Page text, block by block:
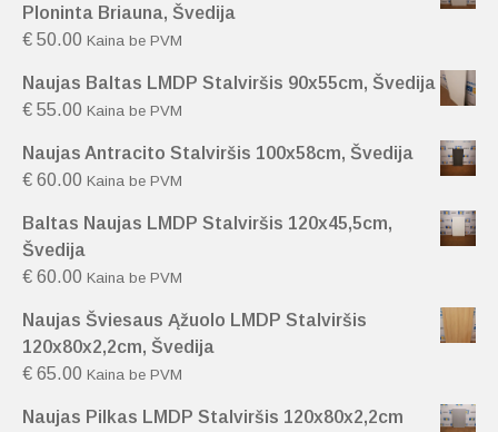
Ploninta Briauna, Švedija
€ 50.00 Kaina be PVM
Naujas Baltas LMDP Stalviršis 90x55cm, Švedija
€ 55.00 Kaina be PVM
Naujas Antracito Stalviršis 100x58cm, Švedija
€ 60.00 Kaina be PVM
Baltas Naujas LMDP Stalviršis 120x45,5cm,
Švedija
€ 60.00 Kaina be PVM
Naujas Šviesaus Ąžuolo LMDP Stalviršis
120x80x2,2cm, Švedija
€ 65.00 Kaina be PVM
Naujas Pilkas LMDP Stalviršis 120x80x2,2cm